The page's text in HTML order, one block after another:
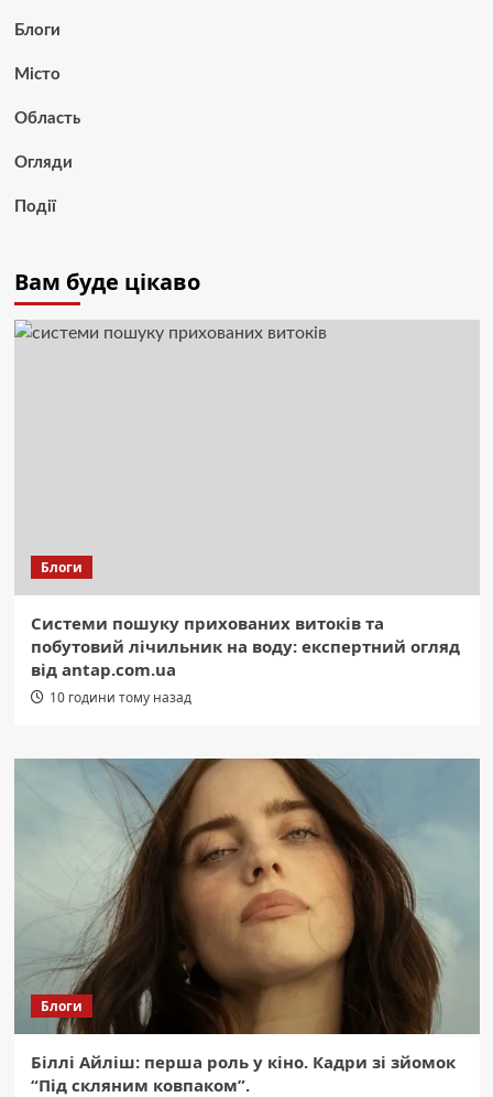
Блоги
Місто
Область
Огляди
Події
Вам буде цікаво
Блоги
Системи пошуку прихованих витоків та
побутовий лічильник на воду: експертний огляд
від antap.com.ua
10 години тому назад
Блоги
Біллі Айліш: перша роль у кіно. Кадри зі зйомок
“Під скляним ковпаком”.